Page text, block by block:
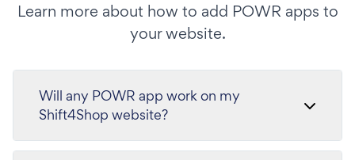
Learn more about how to add POWR apps to
your website.
Will any POWR app work on my
Shift4Shop website?